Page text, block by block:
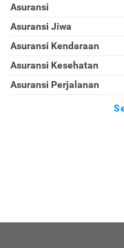
Asuransi
Asuransi Jiwa
Asuransi Kendaraan
Asuransi Kesehatan
Asuransi Perjalanan